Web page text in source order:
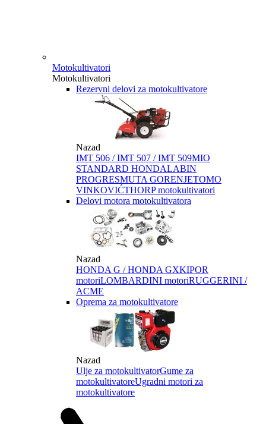
Motokultivatori
Motokultivatori
Rezervni delovi za motokultivatore
Nazad
IMT 506 / IMT 507 / IMT 509MIO
STANDARD HONDALABIN
PROGRESMUTA GORENJETOMO
VINKOVIĆTHORP motokultivatori
Delovi motora motokultivatora
Nazad
HONDA G / HONDA GXKIPOR
motoriLOMBARDINI motoriRUGGERINI /
ACME
Oprema za motokultivatore
Nazad
Ulje za motokultivatorGume za
motokultivatoreUgradni motori za
motokultivatore